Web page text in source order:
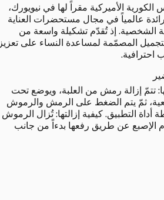
الكورية الأميركية مقراً لها في نيويورك،
عالمياً في مجال مستحضرات العناية
الشخصية. إذ تُقدّم تشكيلة واسعة من
المصمّمة لمساعدة النساء على تعزيز
احترافية.
تتمّ إزالة رمش من العلبة، ويوضع تحت
ثمّ يتم الضغط على الرمش والرموش
أداة التطبيق. كيفية إزالتها: تُزال الرموش
الإصبع عن طريق رفعها بدءاً من جانب